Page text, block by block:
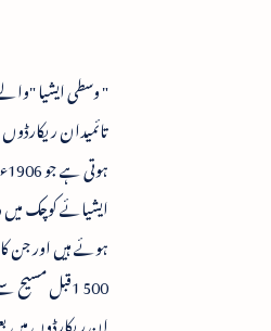
" وسطی ایشیا
تائمیدان
ایشیائے کوچک
ہوئے ہیں اور جن
500 1قبل